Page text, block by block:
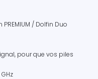
PREMIUM / Dolfin Duo
pour que vos piles